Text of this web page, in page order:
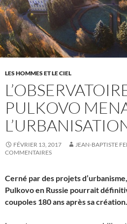
LES HOMMES ET LE CIEL
PULKOVO
FÉVRIER 13, 2017 JEAN-BAPTISTE
COMMENTAIRES
Cerné par des projets
Pulkovo en Russie pourrait
coupoles 180 ans après sa création.